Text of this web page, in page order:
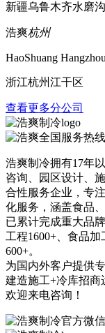
新疆乌鲁木齐水磨
浩爽杭州
HaoShuang
浙江杭州江干区
查看更多分公司
浩爽制冷拥有17年
咨询、园区设计、
合性服务企业，专
化服务，涵盖食品
已累计完成重大品
工程1600+、食品
600+。
为国内外客户提供
建造施工+冷库招商
欢迎来电咨询！